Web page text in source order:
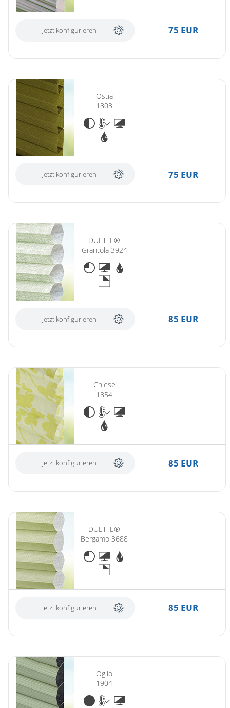
Jetzt konfigurieren 75 EUR
Ostia
1803
Jetzt konfigurieren 75 EUR
DUETTE®
Grantola 3924
Jetzt konfigurieren 85 EUR
Chiese
1854
Jetzt konfigurieren 85 EUR
DUETTE®
Bergamo 3688
Jetzt konfigurieren 85 EUR
Oglio
1904